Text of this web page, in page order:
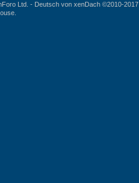
Ltd. - Deutsch von xenDach©2010-2017